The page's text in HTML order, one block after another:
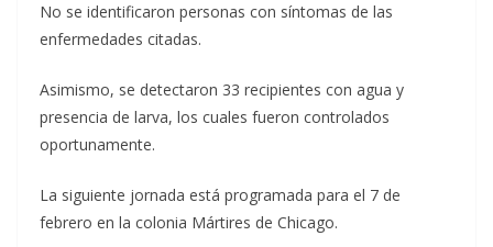
No se identificaron personas con síntomas de las
enfermedades citadas.
Asimismo, se detectaron 33 recipientes con agua y
presencia de larva, los cuales fueron controlados
oportunamente.
La siguiente jornada está programada para el 7 de
febrero en la colonia Mártires de Chicago.